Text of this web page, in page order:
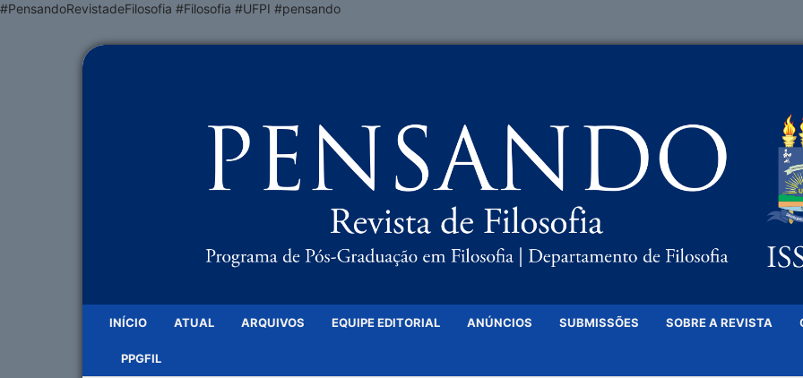
#PensandoRevistadeFilosofia #Filosofia #UFPI #pensando
INÍCIO ATUAL ARQUIVOS EQUIPE EDITORIAL ANÚNCIOS SUBMISSÕES SOBRE A REVISTA
PPGFIL